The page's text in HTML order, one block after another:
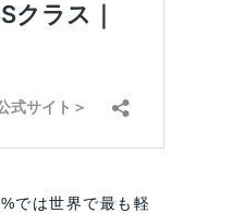
%では世界で最も軽